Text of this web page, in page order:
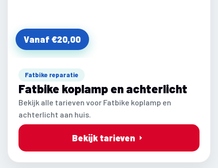
Vanaf €20,00
Fatbike reparatie
Fatbike koplamp en achterlicht
Bekijk alle tarieven voor Fatbike koplamp en
achterlicht aan huis.
Bekijk tarieven